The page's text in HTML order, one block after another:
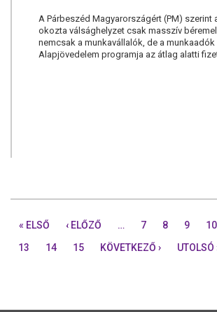
A Párbeszéd Magyarországért (PM) szerint
okozta válsághelyzet csak masszív
nemcsak a munkavállalók, de a
Alapjövedelem programja az átlag alatti
« ELSŐ ‹ ELŐZŐ … 7 8 9 10
13
14 15 KÖVETKEZŐ › UTOLSÓ